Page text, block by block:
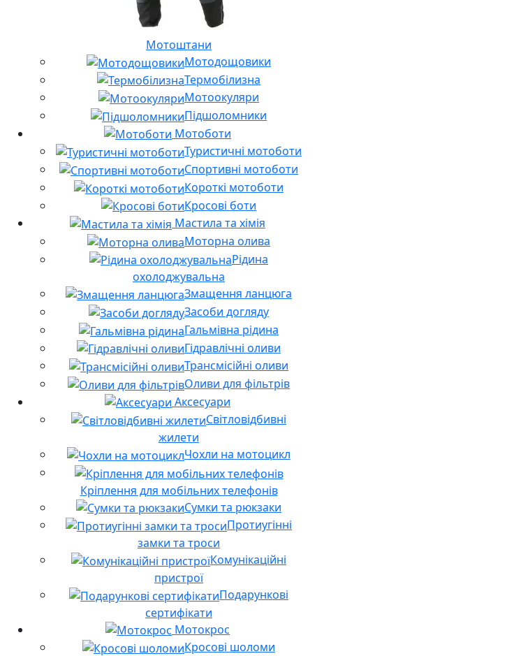
Мотоштани
Мотодощовики
Термобілизна
Мотоокуляри
Підшоломники
Мотоботи
Туристичні мотоботи
Спортивні мотоботи
Короткі мотоботи
Кросові боти
Мастила та хімія
Моторна олива
Рідина
охолоджувальна
Змащення ланцюга
Засоби догляду
Гальмівна рідина
Гідравлічні оливи
Трансмісійні оливи
Оливи для фільтрів
Аксесуари
Світловідбивні
жилети
Чохли на мотоцикл
Кріплення для мобільних телефонів
Сумки та рюкзаки
Протиугінні
замки та троси
Комунікаційні
пристрої
Подарункові
сертифікати
Мотокрос
Кросові шоломи